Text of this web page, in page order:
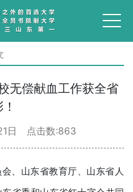
无偿献血工作获全省
日 点击数:863
、山东省教育厅、山东省人